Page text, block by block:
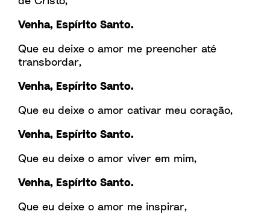
Venha, Espírito Santo.
Que eu deixe o amor me preencher até
transbordar,
Venha, Espírito Santo.
Que eu deixe o amor cativar meu coração,
Venha, Espírito Santo.
Que eu deixe o amor viver em mim,
Venha, Espírito Santo.
Que eu deixe o amor me inspirar,